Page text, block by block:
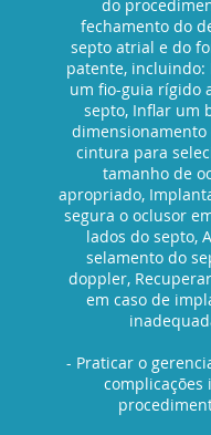
do
fechamento do
septo atrial e do
patente, incluindo:
um fio-guia rígido
septo, Inflar um
dimensionamento
cintura para
tamanho de
apropriado,
segura o oclusor
lados do septo,
selamento do
doppler,
em caso de
- Praticar o
complicações